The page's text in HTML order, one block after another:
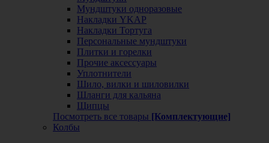
Мундштуки одноразовые
Накладки YKAP
Накладки Тортуга
Персональные мундштуки
Плитки и горелки
Прочие аксессуары
Уплотнители
Шило, вилки и шиловилки
Шланги для кальяна
Щипцы
Посмотреть все товары [Комплектующие]
Колбы